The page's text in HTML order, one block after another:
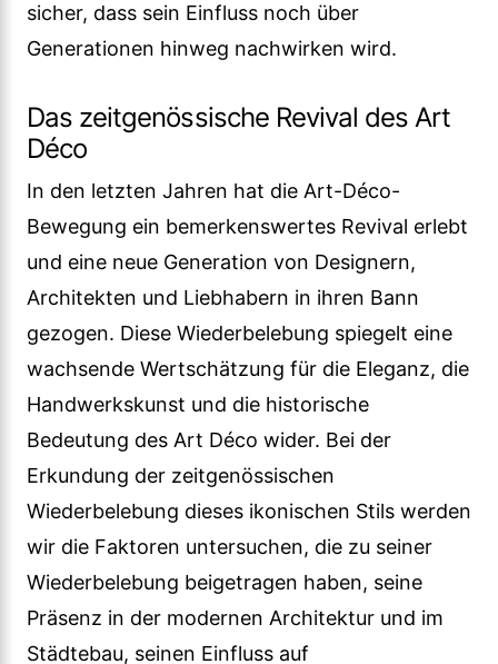
sicher, dass sein Einfluss noch über
Generationen hinweg nachwirken wird.
Das zeitgenössische Revival des Art
Déco
In den letzten Jahren hat die Art-Déco-
Bewegung ein bemerkenswertes Revival erlebt
und eine neue Generation von Designern,
Architekten und Liebhabern in ihren Bann
gezogen. Diese Wiederbelebung spiegelt eine
wachsende Wertschätzung für die Eleganz, die
Handwerkskunst und die historische
Bedeutung des Art Déco wider. Bei der
Erkundung der zeitgenössischen
Wiederbelebung dieses ikonischen Stils werden
wir die Faktoren untersuchen, die zu seiner
Wiederbelebung beigetragen haben, seine
Präsenz in der modernen Architektur und im
Städtebau, seinen Einfluss auf